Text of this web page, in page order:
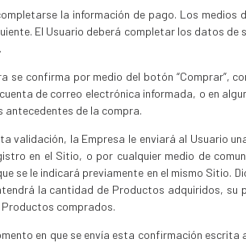
la información de pago. Los medios
El Usuario deberá completar los datos de
confirma por medio del botón “Comprar”,
de correo electrónica informada, o en
antecedentes de la compra.
validación, la Empresa le enviará al Usuario
en el Sitio, o por cualquier medio de
se le indicará previamente en el mismo Sitio.
la cantidad de Productos adquiridos, su
Productos comprados.
en que se envía esta confirmación escrita